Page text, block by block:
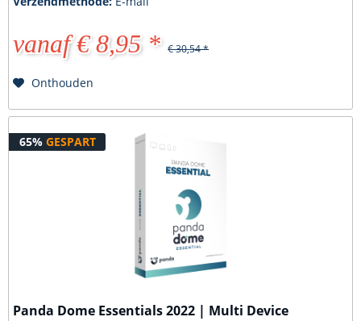
vanaf € 8,95 * € 30,54 *
Onthouden
65% GESPART
Panda Dome Essentials 2022 | Multi Device